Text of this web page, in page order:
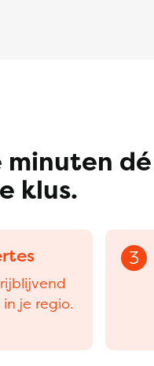
minuten dé
klus.
je regio.
3